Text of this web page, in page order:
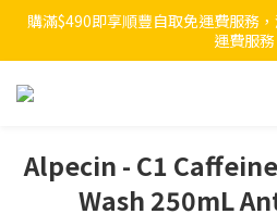
購滿$490即享順豐自取免運費服務
運費服務
Alpecin - C1
Wash 250mL